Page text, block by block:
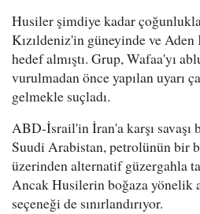
Husiler şimdiye kadar
Kızıldeniz'in güneyinde ve
hedef almıştı. Grup, Wafaa'yı
vurulmadan önce yapılan uyarı
gelmekle suçladı.
ABD-İsrail'in İran'a karşı savaşı
Suudi Arabistan, petrolünün bir
üzerinden alternatif güzergahla
Ancak Husilerin boğaza yönelik
seçeneği de sınırlandırıyor.